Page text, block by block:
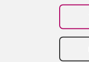
L’existence d’un
consulté sur la
des Centres Jack
démarche de